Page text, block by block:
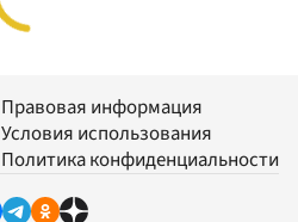
Правовая информация
Условия использования
Политика конфиденциальности